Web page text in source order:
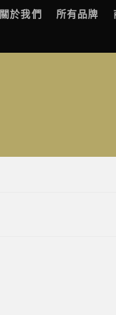
於我們 所有品牌